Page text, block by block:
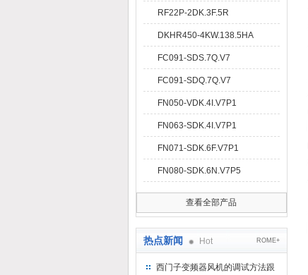
RF22P-2DK.3F.5R
DKHR450-4KW.138.5HA
FC091-SDS.7Q.V7
FC091-SDQ.7Q.V7
FN050-VDK.4I.V7P1
FN063-SDK.4I.V7P1
FN071-SDK.6F.V7P1
FN080-SDK.6N.V7P5
查看全部产品
热点新闻 Hot ROME+
西门子变频器风机的调试方法跟